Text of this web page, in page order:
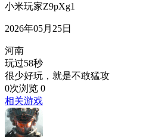
小米玩家Z9pXg1
2026年05月25日
河南
玩过58秒
很少好玩，就是不敢猛攻
0次浏览 0
相关游戏